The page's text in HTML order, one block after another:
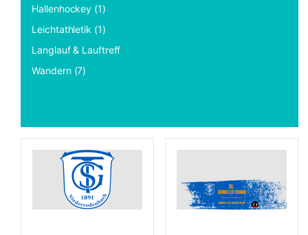
Hallenhockey (1)
Leichtathletik (1)
Langlauf & Lauftreff
Wandern (7)